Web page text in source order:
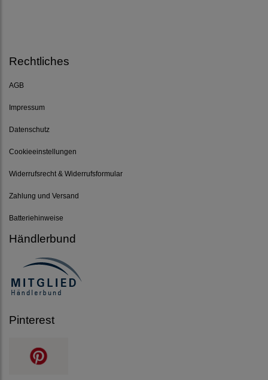
Rechtliches
AGB
Impressum
Datenschutz
Cookieeinstellungen
Widerrufsrecht & Widerrufsformular
Zahlung und Versand
Batteriehinweise
Händlerbund
Pinterest